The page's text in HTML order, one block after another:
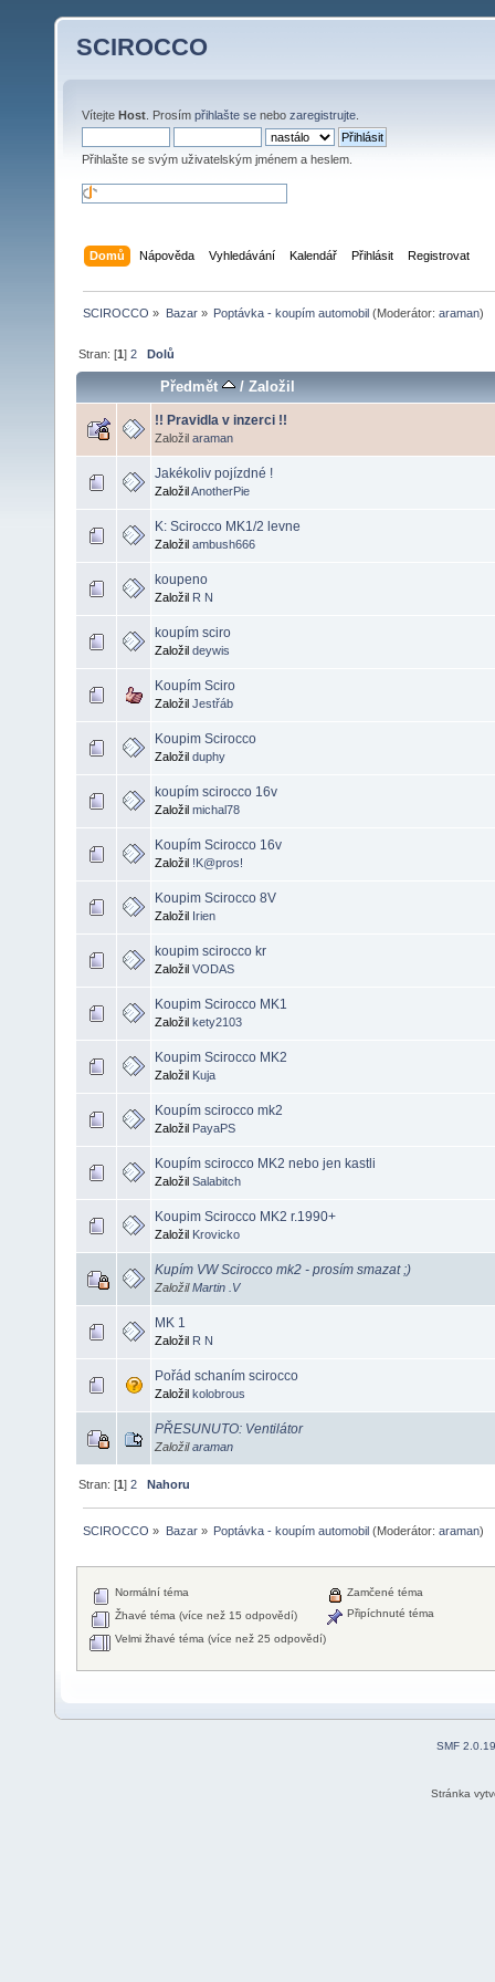
SCIROCCO
Vítejte Host . Prosím přihlašte se nebo zaregistrujte
Přihlašte se svým uživatelským jménem a heslem.
Domů Nápověda Vyhledávání Kalendář Přihlásit Registrovat
SCIROCCO » Bazar» Poptávka - koupím automobil(Moderátor: araman)
Stran: [1]2 Dolů
Předmět /Založil
!! Pravidla v inzerci !!
Založil araman
Jakékoliv pojízdné !
ZaložilAnotherPie
K: Scirocco MK1/2 levne
Založil ambush666
koupeno
Založil R N
koupím sciro
Založil deywis
Koupím Sciro
Založil Jestřáb
Koupim Scirocco
Založil duphy
koupím scirocco 16v
Založil michal78
Koupím Scirocco 16v
Založil !K@pros!
Koupim Scirocco 8V
Založil Irien
koupim scirocco kr
Založil VODAS
Koupim Scirocco MK1
Založil kety2103
Koupim Scirocco MK2
Založil Kuja
Koupím scirocco mk2
Založil PayaPS
Koupím scirocco MK2 nebo jen kastli
Založil Salabitch
Koupim Scirocco MK2 r.1990+
Založil Krovicko
Kupím VW Scirocco mk2 - prosím smazat ;)
ZaložilMartin .V
MK 1
Založil R N
Pořád schaním scirocco
Založil kolobrous
PŘESUNUTO: Ventilátor
Založilaraman
Stran: [1]2 Nahoru
SCIROCCO » Bazar» Poptávka - koupím automobil(Moderátor: araman)
Normální téma
Žhavé téma (více než 15 odpovědí)
Velmi žhavé téma (více než 25 odpovědí)
Zamčené téma
Připíchnuté téma
SMF 2.0.19
Stránka